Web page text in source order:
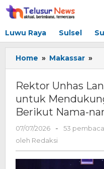
Lewati
ke
Luwu Raya Sulsel
Home » Makassar »
Rektor Unhas
untuk
Berikut Nama-
07/07/2026
oleh
Redaksi
-
53 pembaca
oleh Redaksi